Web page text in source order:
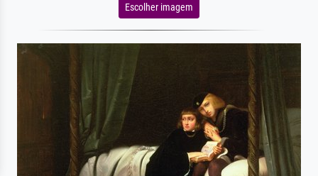
Escolher imagem